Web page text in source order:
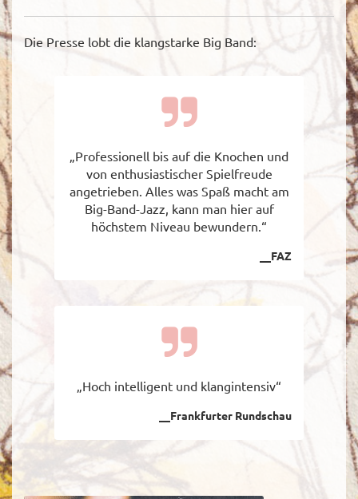
Die Presse lobt die klangstarke Big Band:
„Professionell bis auf die Knochen und
von enthusiastischer Spielfreude
angetrieben. Alles was Spaß macht am
Big-Band-Jazz, kann man hier auf
höchstem Niveau bewundern.“
__FAZ
„Hoch intelligent und klangintensiv“
__Frankfurter Rundschau